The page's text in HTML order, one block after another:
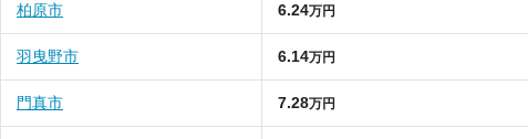
柏原市 6.24万円
羽曳野市 6.14万円
門真市 7.28万円